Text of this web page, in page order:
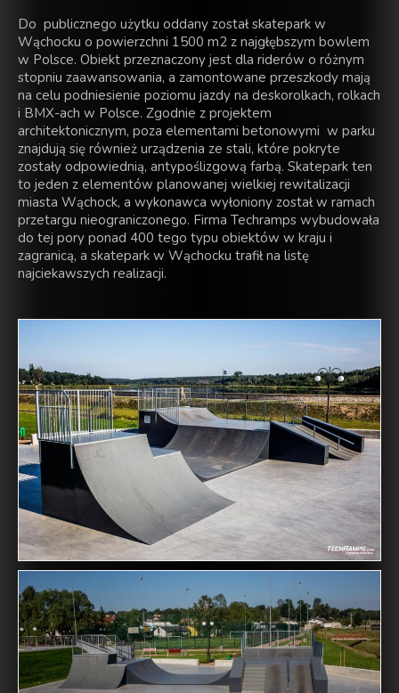
Do publicznego użytku oddany został skatepark w
Wąchocku o powierzchni 1500 m2 z najgłębszym bowlem
w Polsce. Obiekt przeznaczony jest dla riderów o różnym
stopniu zaawansowania, a zamontowane przeszkody mają
na celu podniesienie poziomu jazdy na deskorolkach, rolkach
i BMX-ach w Polsce. Zgodnie z projektem
architektonicznym, poza elementami betonowymi w parku
znajdują się również urządzenia ze stali, które pokryte
zostały odpowiednią, antypoślizgową farbą. Skatepark ten
to jeden z elementów planowanej wielkiej rewitalizacji
miasta Wąchock, a wykonawca wyłoniony został w ramach
przetargu nieograniczonego. Firma Techramps wybudowała
do tej pory ponad 400 tego typu obiektów w kraju i
zagranicą, a skatepark w Wąchocku trafił na listę
najciekawszych realizacji.